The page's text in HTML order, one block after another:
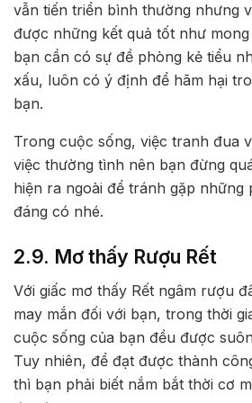
vẫn tiến triển bình thường nhưng
được những kết quả tốt như
bạn cần có sự đề phòng kẻ tiểu
xấu, luôn có ý định để hãm hại
bạn.
Trong cuộc sống, việc tranh đua
việc thường tình nên bạn đừng
hiện ra ngoài để tránh gặp những
đáng có nhé.
2.9. Mơ thấy Rượu Rết
Với giấc mơ thấy Rết ngâm rượu
may mắn đối với bạn, trong thời
cuộc sống của bạn đều được
Tuy nhiên, để đạt được thành
thì bạn phải biết nắm bắt thời cơ